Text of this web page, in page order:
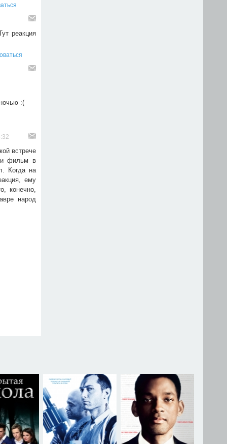
реакция
:(
встрече
фильм в
Когда на
ему
конечно,
народ